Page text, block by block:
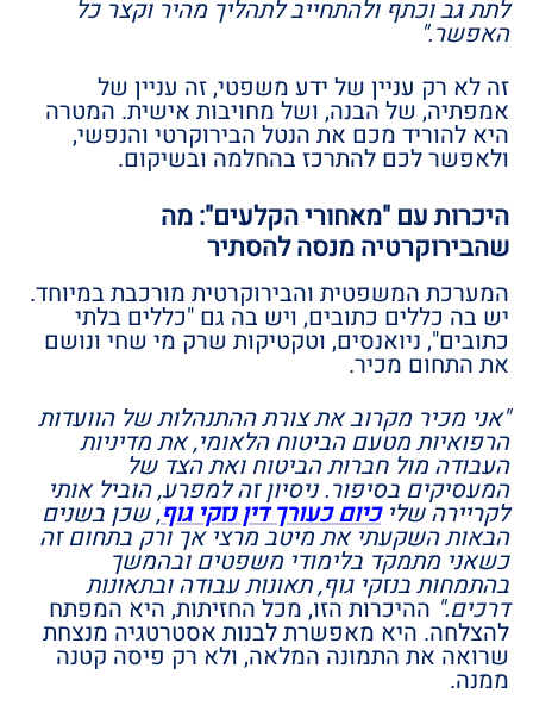
לתת גב וכתף ולהתחייב לתהליך מהיר וקצר כל
האפשר."
זה לא רק עניין של ידע משפטי, זה עניין של
אמפתיה, של הבנה, ושל מחויבות אישית. המטרה
היא להוריד מכם את הנטל הבירוקרטי והנפשי,
ולאפשר לכם להתרכז בהחלמה ובשיקום.
היכרות עם "מאחורי הקלעים": מה
שהבירוקרטיה מנסה להסתיר
המערכת המשפטית והבירוקרטית מורכבת במיוחד.
יש בה כללים כתובים, ויש בה גם "כללים בלתי
כתובים", ניואנסים, וטקטיקות שרק מי שחי ונושם
את התחום מכיר.
"אני מכיר מקרוב את צורת ההתנהלות של הוועדות
הרפואיות מטעם הביטוח הלאומי, את מדיניות
העבודה מול חברות הביטוח ואת הצד של
המעסיקים בסיפור. ניסיון זה למפרע, הוביל אותי
לקריירה שליכיום כעורך דין נזקי גוף, שכן בשנים
הבאות השקעתי את מיטב מרצי אך ורק בתחום זה
כשאני מתמקד בלימודי משפטים ובהמשך
בהתמחות בנזקי גוף, תאונות עבודה ובתאונות
דרכים." ההיכרות הזו, מכל החזיתות, היא המפתח
להצלחה. היא מאפשרת לבנות אסטרטגיה מנצחת
שרואה את התמונה המלאה, ולא רק פיסה קטנה
ממנה.